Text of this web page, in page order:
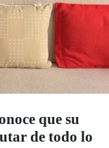
que su
de todo lo